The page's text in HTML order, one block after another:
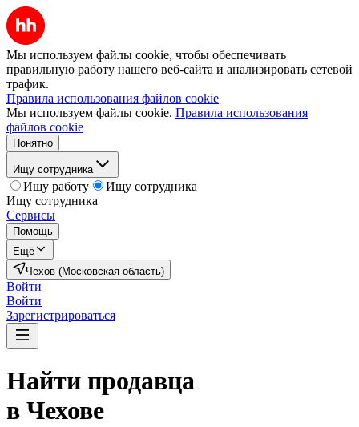
Мы используем файлы cookie, чтобы обеспечивать
правильную работу нашего веб-сайта и анализировать сетевой
трафик.
Правила использования файлов cookie
Мы используем файлы cookie. Правила использования
файлов cookie
Понятно
Ищу сотрудника
Ищу работу
Ищу сотрудника
Ищу сотрудника
Сервисы
Помощь
Ещё
Чехов (Московская область)
Войти
Войти
Зарегистрироваться
Найти продавца
в Чехове